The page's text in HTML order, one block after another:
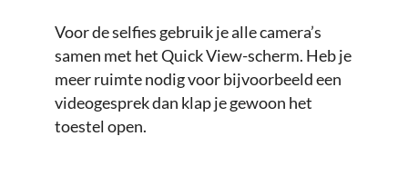
Voor de selfies gebruik je alle camera’s
samen met het Quick View-scherm. Heb je
meer ruimte nodig voor bijvoorbeeld een
videogesprek dan klap je gewoon het
toestel open.